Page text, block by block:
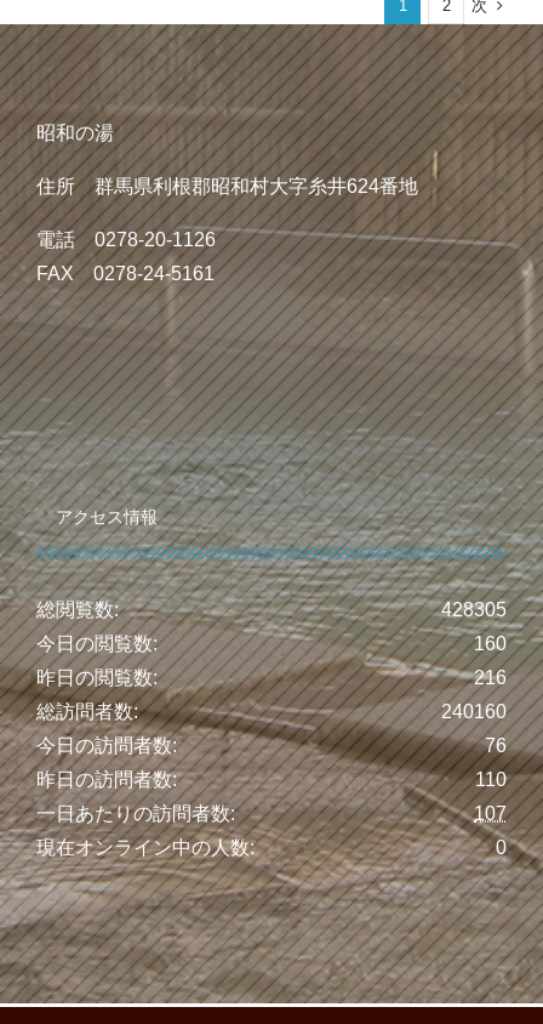
1 2 次
昭和の湯
住所 群馬県利根郡昭和村大字糸井624番地
電話 0278-20-1126
FAX 0278-24-5161
アクセス情報
428305
総閲覧数:
160
今日の閲覧数:
216
昨日の閲覧数:
240160
総訪問者数:
76
今日の訪問者数:
110
昨日の訪問者数:
107
一日あたりの訪問者数:
0
現在オンライン中の人数: